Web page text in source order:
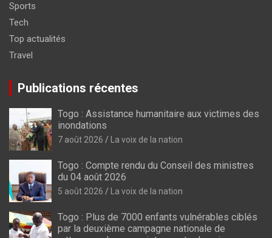
Sports
Tech
Top actualités
Travel
Publications récentes
Togo : Assistance humanitaire aux victimes des
inondations
7 août 2026 La voix de la nation
Togo : Compte rendu du Conseil des ministres
du 04 août 2026
5 août 2026 La voix de la nation
Togo : Plus de 7000 enfants vulnérables ciblés
par la deuxième campagne nationale de